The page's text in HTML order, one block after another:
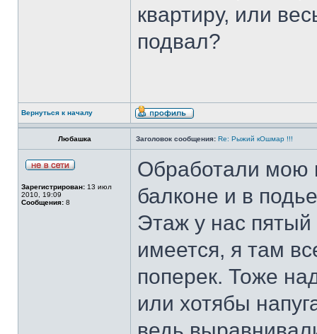
квартиру, или
подвал?
Вернуться к началу
Любашка Заголовок сообщения: Re: Рыжий кОшмар !!!
Зарегистрирован: 13 июл
2010, 19:09
Сообщения: 8
Обработали мою
балконе и в
Этаж у нас
имеется, я там
поперек. Тоже
или хотябы